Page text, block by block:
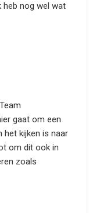
heb nog wel wat
gaat om een
het kijken is naar
om dit ook in
zoals